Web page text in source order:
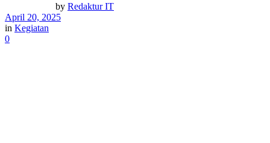
by Redaktur IT
April 20, 2025
in Kegiatan
0